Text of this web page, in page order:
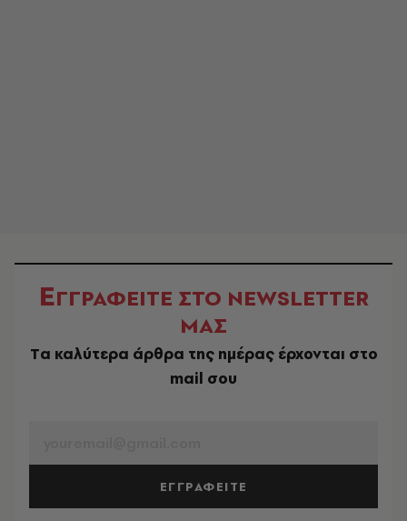
ΕΓΓΡΑΦΕΙΤΕ ΣΤΟ NEWSLETTER
ΜΑΣ
Tα καλύτερα άρθρα της ημέρας έρχονται στο
mail σου
ΕΓΓΡΑΦΕΙΤΕ